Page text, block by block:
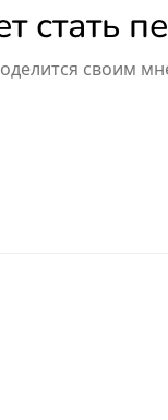
стать
своим